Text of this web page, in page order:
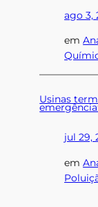
ago 3,
em
Usinas
jul 29,
em